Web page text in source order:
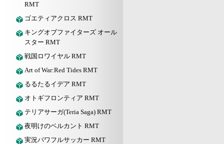
RMT
ゴエティアクロス RMT
キングオブファイターズ オール
スター RMT
戦国ロワイヤル RMT
Art of War:Red Tides RMT
るるたるイデア RMT
オトギフロンティア RMT
テリアサーガ(Teria Saga) RMT
夜明けのベルカント RMT
実況パワフルサッカー RMT